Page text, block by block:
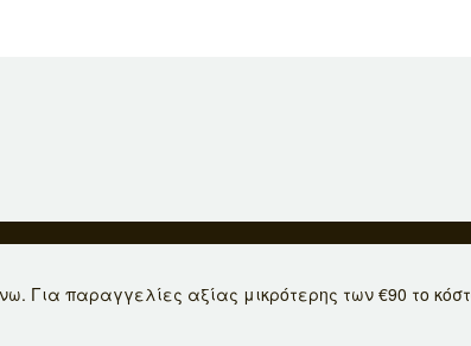
παραγγελίες αξίας μικρότερης των €90 το